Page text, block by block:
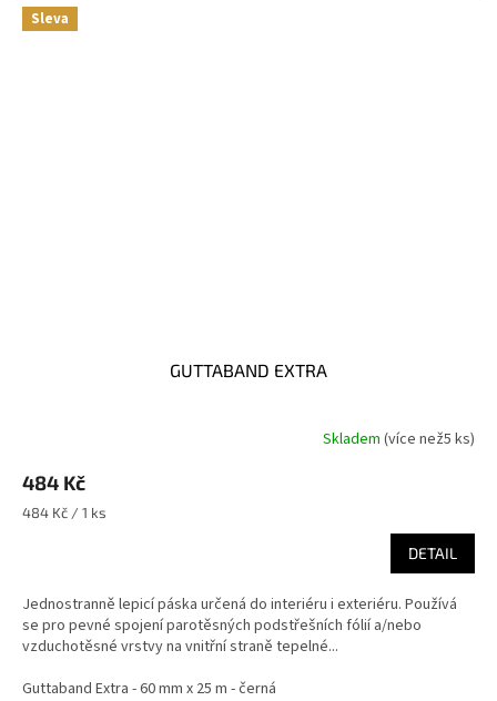
Sleva
GUTTABAND EXTRA
Skladem (více než5 ks)
484 Kč
Měrná
484 Kč / 1 ks
DETAIL
Jednostranně lepicí páska určená do interiéru i exteriéru. Používá
se pro pevné spojení parotěsných podstřešních fólií a/nebo
vzduchotěsné vrstvy na vnitřní straně tepelné...
Guttaband Extra - 60 mm x 25 m - černá